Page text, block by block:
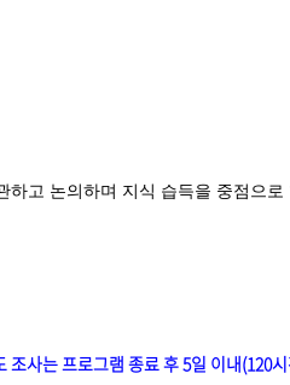
하고 논의하며 지식 습득을 중점으로
조사는 프로그램 종료 후 5일 이내(120